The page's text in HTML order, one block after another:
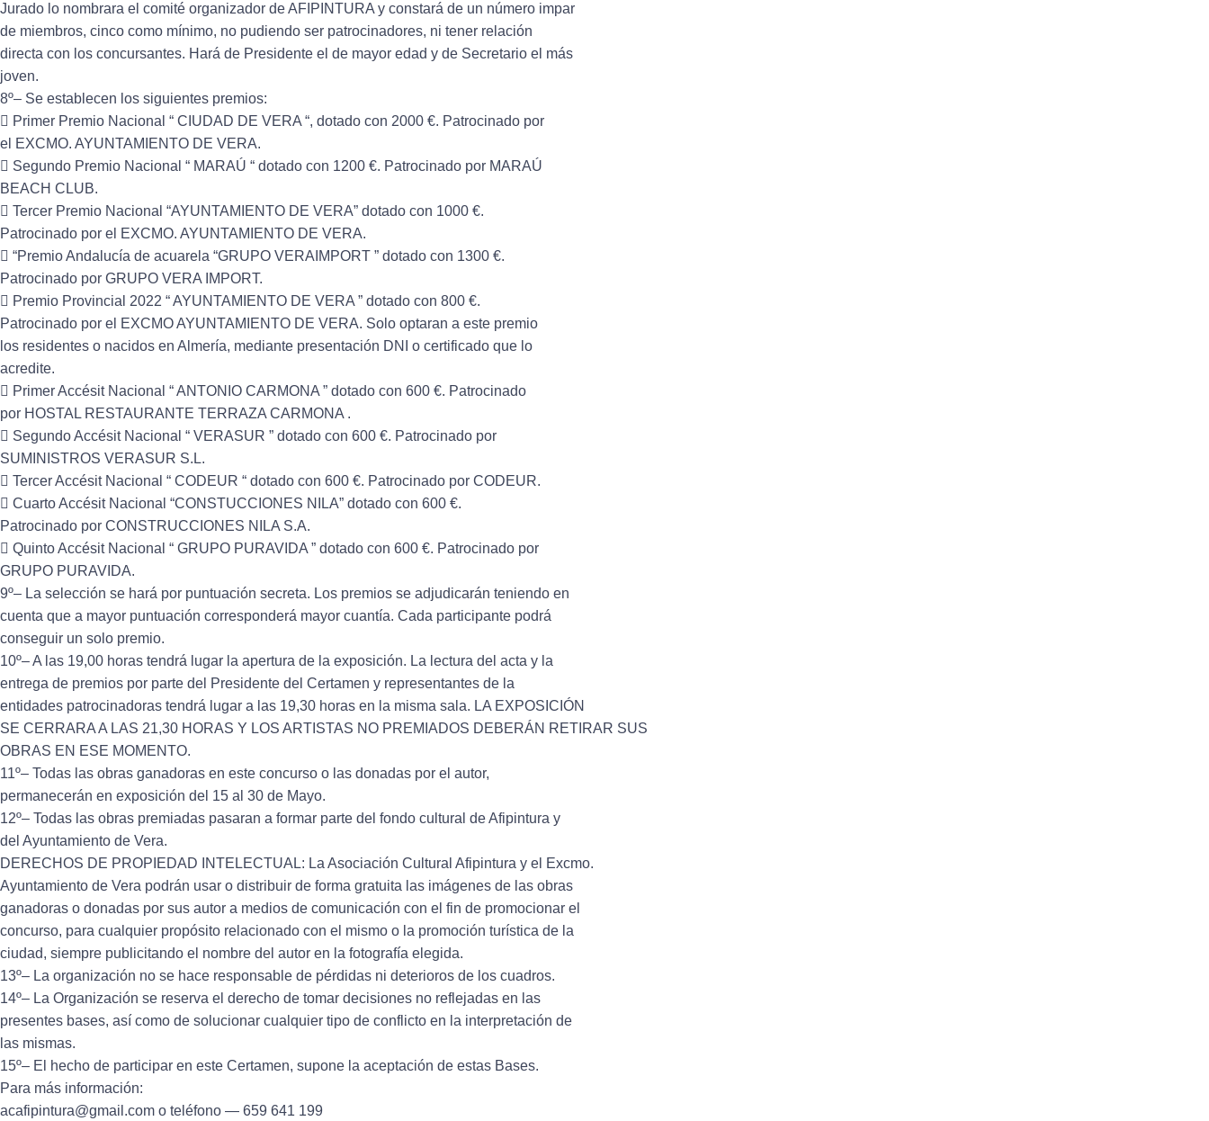
Jurado lo nombrara el comité organizador de AFIPINTURA y constará de un número impar
de miembros, cinco como mínimo, no pudiendo ser patrocinadores, ni tener relación
directa con los concursantes. Hará de Presidente el de mayor edad y de Secretario el más
joven.
8º– Se establecen los siguientes premios:
 Primer Premio Nacional “ CIUDAD DE VERA “, dotado con 2000 €. Patrocinado por
el EXCMO. AYUNTAMIENTO DE VERA.
 Segundo Premio Nacional “ MARAÚ “ dotado con 1200 €. Patrocinado por MARAÚ
BEACH CLUB.
 Tercer Premio Nacional “AYUNTAMIENTO DE VERA” dotado con 1000 €.
Patrocinado por el EXCMO. AYUNTAMIENTO DE VERA.
 “Premio Andalucía de acuarela “GRUPO VERAIMPORT ” dotado con 1300 €.
Patrocinado por GRUPO VERA IMPORT.
 Premio Provincial 2022 “ AYUNTAMIENTO DE VERA ” dotado con 800 €.
Patrocinado por el EXCMO AYUNTAMIENTO DE VERA. Solo optaran a este premio
los residentes o nacidos en Almería, mediante presentación DNI o certificado que lo
acredite.
 Primer Accésit Nacional “ ANTONIO CARMONA ” dotado con 600 €. Patrocinado
por HOSTAL RESTAURANTE TERRAZA CARMONA .
 Segundo Accésit Nacional “ VERASUR ” dotado con 600 €. Patrocinado por
SUMINISTROS VERASUR S.L.
 Tercer Accésit Nacional “ CODEUR “ dotado con 600 €. Patrocinado por CODEUR.
 Cuarto Accésit Nacional “CONSTUCCIONES NILA” dotado con 600 €.
Patrocinado por CONSTRUCCIONES NILA S.A.
 Quinto Accésit Nacional “ GRUPO PURAVIDA ” dotado con 600 €. Patrocinado por
GRUPO PURAVIDA.
9º– La selección se hará por puntuación secreta. Los premios se adjudicarán teniendo en
cuenta que a mayor puntuación corresponderá mayor cuantía. Cada participante podrá
conseguir un solo premio.
10º– A las 19,00 horas tendrá lugar la apertura de la exposición. La lectura del acta y la
entrega de premios por parte del Presidente del Certamen y representantes de la
entidades patrocinadoras tendrá lugar a las 19,30 horas en la misma sala. LA EXPOSICIÓN
SE CERRARA A LAS 21,30 HORAS Y LOS ARTISTAS NO PREMIADOS DEBERÁN RETIRAR SUS
OBRAS EN ESE MOMENTO.
11º– Todas las obras ganadoras en este concurso o las donadas por el autor,
permanecerán en exposición del 15 al 30 de Mayo.
12º– Todas las obras premiadas pasaran a formar parte del fondo cultural de Afipintura y
del Ayuntamiento de Vera.
DERECHOS DE PROPIEDAD INTELECTUAL: La Asociación Cultural Afipintura y el Excmo.
Ayuntamiento de Vera podrán usar o distribuir de forma gratuita las imágenes de las obras
ganadoras o donadas por sus autor a medios de comunicación con el fin de promocionar el
concurso, para cualquier propósito relacionado con el mismo o la promoción turística de la
ciudad, siempre publicitando el nombre del autor en la fotografía elegida.
13º– La organización no se hace responsable de pérdidas ni deterioros de los cuadros.
14º– La Organización se reserva el derecho de tomar decisiones no reflejadas en las
presentes bases, así como de solucionar cualquier tipo de conflicto en la interpretación de
las mismas.
15º– El hecho de participar en este Certamen, supone la aceptación de estas Bases.
Para más información:
acafipintura@gmail.com o teléfono — 659 641 199